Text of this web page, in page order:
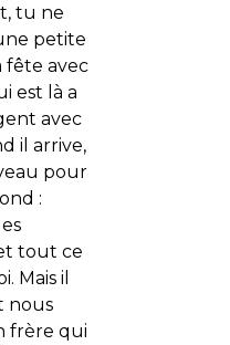
tu ne
petite
fête avec
est là a
avec
il arrive,
pour
:
tout ce
Mais il
nous
frère qui